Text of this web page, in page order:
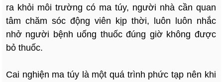
ra khỏi môi trường có ma túy, người nhà cần quan
tâm chăm sóc động viên kịp thời, luôn luôn nhắc
nhở người bệnh uống thuốc đúng giờ không được
bỏ thuốc.
Cai nghiện ma túy là một quá trình phức tạp nên khi